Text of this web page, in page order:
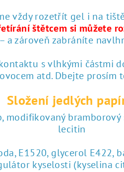
vždy rozetřít gel i na
štětcem si můžete
a zároveň zabráníte
s vlhkými částmi
atd. Dbejte prosím
Složení jedlých
modifikovaný
lecitin
E1520, glycerol E422,
kyselosti (kyselina